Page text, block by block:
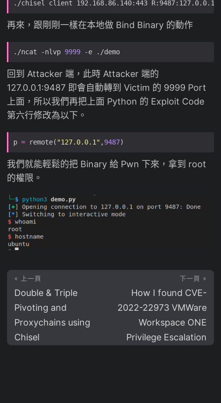
再來，跟剛剛一樣在本地做 Bind Binary 的動作
./ncat -nlvp 9999
回到 Attacker 端，此時 Attacker 端的
127.0.0.1:9487 即會自動轉到 Victim 的 9999 Port
上面，所以我們再把上面 Python 的 Exploit Code
第六行修改為以下。
p = remote( "127.0.0.1" ,9487
我們就能輕鬆的把 Binary 給 Pwn 下來，拿到 root
的權限。
« 上一頁
Double & Triple
Pivoting and
Proxychains using
Chisel
下一頁 »
How I found CVE-
2022-22973 VMWare
Workspace ONE
Privilege Escalation